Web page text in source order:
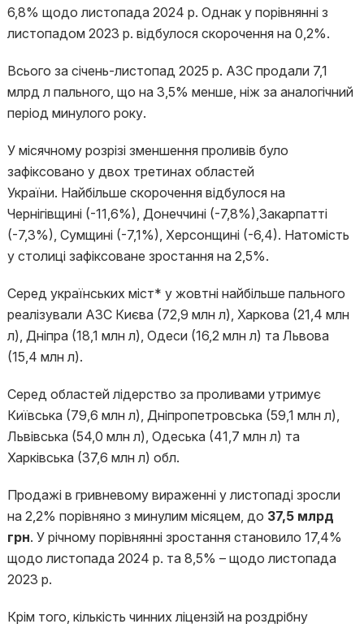
6,8% щодо листопада 2024 р. Однак у порівнянні з
листопадом 2023 р. відбулося скорочення на 0,2%.
Всього за січень-листопад 2025 р. АЗС продали 7,1
млрд л пального, що на 3,5% менше, ніж за аналогічний
період минулого року.
У місячному розрізі зменшення проливів було
зафіксовано у двох третинах областей
України. Найбільше скорочення відбулося на
Чернігівщині (-11,6%), Донеччині (-7,8%),Закарпатті
(-7,3%), Сумщині (-7,1%), Херсонщині (-6,4). Натомість
у столиці зафіксоване зростання на 2,5%.
Серед українських міст* у жовтні найбільше пального
реалізували АЗС Києва (72,9 млн л), Харкова (21,4 млн
л), Дніпра (18,1 млн л), Одеси (16,2 млн л) та Львова
(15,4 млн л).
Серед областей лідерство за проливами утримує
Київська (79,6 млн л), Дніпропетровська (59,1 млн л),
Львівська (54,0 млн л), Одеська (41,7 млн л) та
Харківська (37,6 млн л) обл.
Продажі в гривневому вираженні у листопаді зросли
на 2,2% порівняно з минулим місяцем, до 37,5 млрд
грн. У річному порівнянні зростання становило 17,4%
щодо листопада 2024 р. та 8,5% – щодо листопада
2023 р.
Крім того, кількість чинних ліцензій на роздрібну